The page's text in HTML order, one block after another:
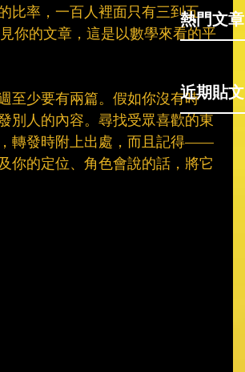
比率，一百人裡面只有三到五
你的文章，這是以數學來看的平
至少要有兩篇。假如你沒有時
別人的內容。尋找受眾喜歡的東
轉發時附上出處，而且記得——
你的定位、角色會說的話，將它
熱門文章
近期貼文